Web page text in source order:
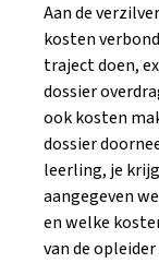
Aan de
kosten
traject doen,
dossier
ook kosten
dossier
leerling, je
aangegeven
en welke
van de